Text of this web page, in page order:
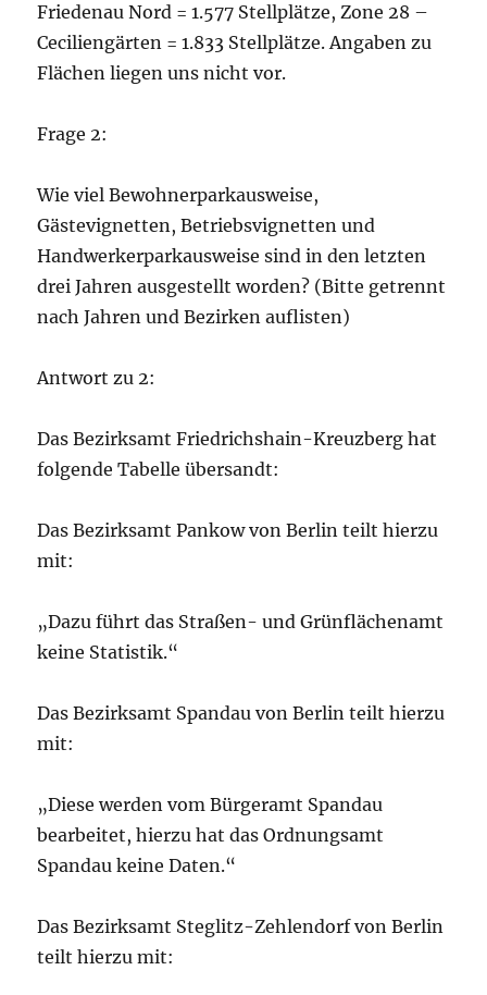
Friedenau Nord = 1.577 Stellplätze, Zone 28 –
Ceciliengärten = 1.833 Stellplätze. Angaben zu
Flächen liegen uns nicht vor.
Frage 2:
Wie viel Bewohnerparkausweise,
Gästevignetten, Betriebsvignetten und
Handwerkerparkausweise sind in den letzten
drei Jahren ausgestellt worden? (Bitte getrennt
nach Jahren und Bezirken auflisten)
Antwort zu 2:
Das Bezirksamt Friedrichshain-Kreuzberg hat
folgende Tabelle übersandt:
Das Bezirksamt Pankow von Berlin teilt hierzu
mit:
„Dazu führt das Straßen- und Grünflächenamt
keine Statistik.“
Das Bezirksamt Spandau von Berlin teilt hierzu
mit:
„Diese werden vom Bürgeramt Spandau
bearbeitet, hierzu hat das Ordnungsamt
Spandau keine Daten.“
Das Bezirksamt Steglitz-Zehlendorf von Berlin
teilt hierzu mit: